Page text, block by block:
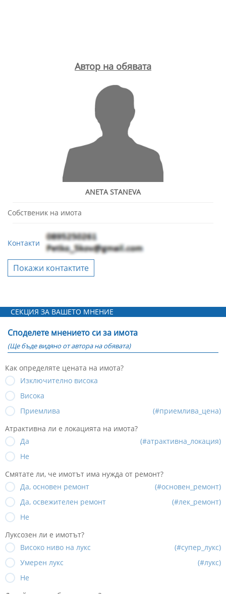
търсят уединение и спокойствие, съчетано с удобства и бърза
евро БЕЗ ДОПЪЛНИТЕЛНИ КОМИСИОННИ 📞 Свържете се с нас
сега за повече информация и оглед! 💫тел 0988715631 Kashta /
kushta / Plovdiv / Belomorski / Ostromila / prodava se Belomorski
Автор на обявата
ANETA STANEVA
Собственик на имота
Контакти
Покажи контактите
СЕКЦИЯ ЗА ВАШЕТО МНЕНИЕ
Споделете мнението си за имота
(Ще бъде видяно от автора на обявата)
Как определяте цената на имота?
Изключително висока
Висока
Приемлива
(#приемлива_цена)
Атрактивна ли е локацията на имота?
Да
(#атрактивна_локация)
Не
Смятате ли, че имотът има нужда от ремонт?
Да, основен ремонт
(#основен_ремонт)
Да, освежителен ремонт
(#лек_ремонт)
Не
Луксозен ли е имотът?
Високо ниво на лукс
(#супер_лукс)
Умерен лукс
(#лукс)
Не